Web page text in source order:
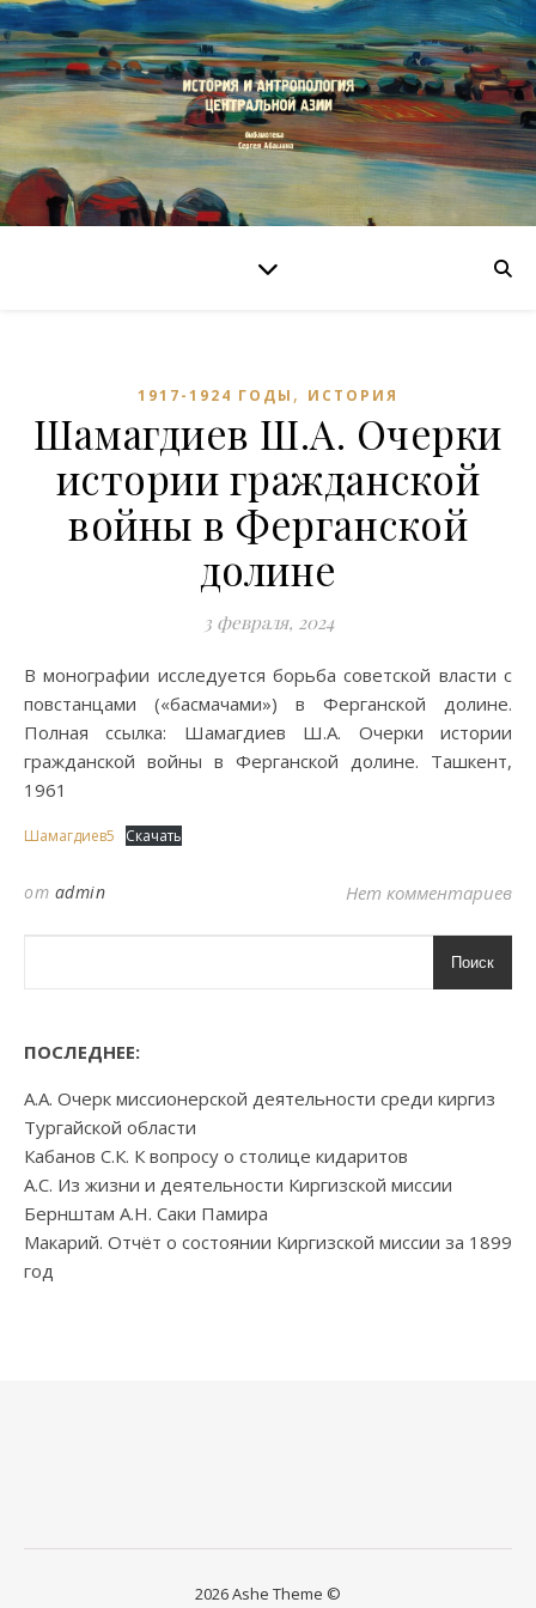
1917-1924 ГОДЫ , ИСТОРИЯ
Шамагдиев Ш.А. Очерки
истории гражданской
войны в Ферганской
долине
3 февраля, 2024
В монографии исследуется борьба советской власти с
повстанцами («басмачами») в Ферганской долине.
Полная ссылка: Шамагдиев Ш.А. Очерки истории
гражданской войны в Ферганской долине. Ташкент,
1961
Шамагдиев5 Скачать
от admin Нет комментариев
Поиск
ПОСЛЕДНЕЕ:
А.А. Очерк миссионерской деятельности среди киргиз
Тургайской области
Кабанов С.К. К вопросу о столице кидаритов
А.С. Из жизни и деятельности Киргизской миссии
Бернштам А.Н. Саки Памира
Макарий. Отчёт о состоянии Киргизской миссии за 1899
год
2026 Ashe Theme ©